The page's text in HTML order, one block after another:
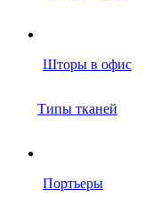
Шторы в офис
Типы тканей
Портьеры